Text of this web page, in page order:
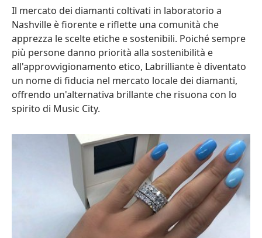
Il mercato dei diamanti coltivati in laboratorio a
Nashville è fiorente e riflette una comunità che
apprezza le scelte etiche e sostenibili. Poiché sempre
più persone danno priorità alla sostenibilità e
all'approvvigionamento etico, Labrilliante è diventato
un nome di fiducia nel mercato locale dei diamanti,
offrendo un'alternativa brillante che risuona con lo
spirito di Music City.